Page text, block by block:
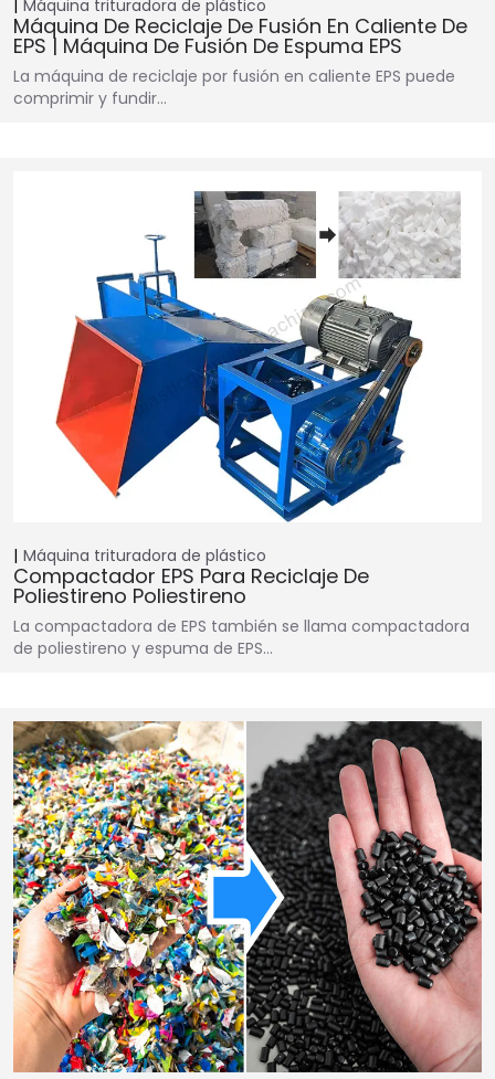
Máquina trituradora de plástico
Máquina De Reciclaje De Fusión En Caliente De
EPS | Máquina De Fusión De Espuma EPS
La máquina de reciclaje por fusión en caliente EPS puede
comprimir y fundir…
Máquina trituradora de plástico
Compactador EPS Para Reciclaje De
Poliestireno Poliestireno
La compactadora de EPS también se llama compactadora
de poliestireno y espuma de EPS…